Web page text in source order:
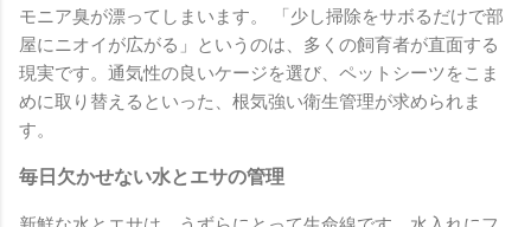
モニア臭が漂ってしまいます。 「少し掃除をサボるだけで部
屋にニオイが広がる」というのは、多くの飼育者が直面する
現実です。通気性の良いケージを選び、ペットシーツをこま
めに取り替えるといった、根気強い衛生管理が求められま
す。
毎日欠かせない水とエサの管理